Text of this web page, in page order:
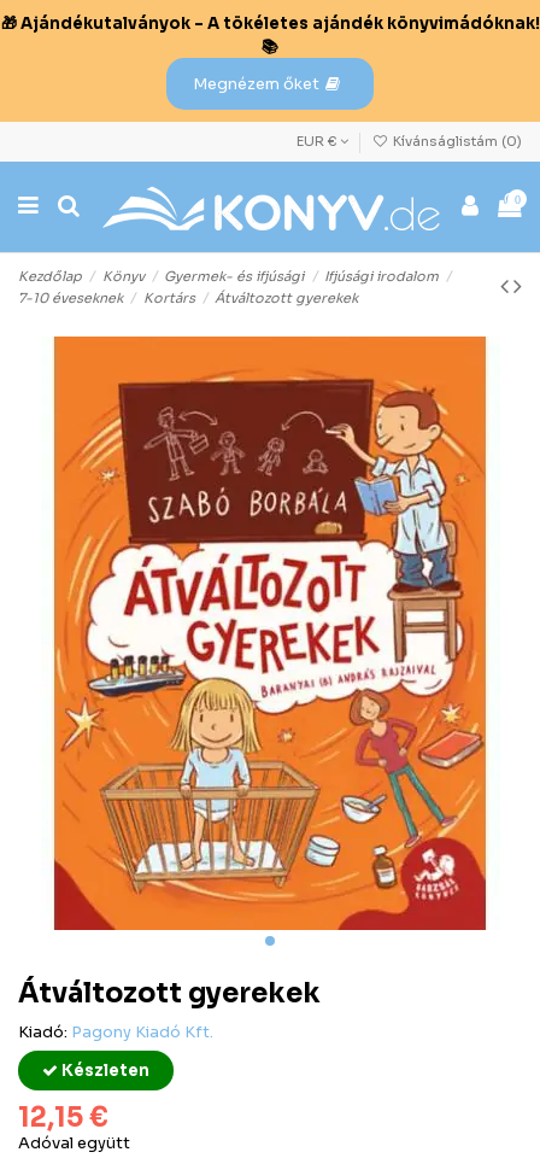
🎁 Ajándékutalványok – A tökéletes ajándék könyvimádóknak!
📚
Megnézem őket
EUR € Kívánságlistám (0)
0
Kezdőlap Könyv Gyermek- és ifjúsági
Ifjúsági irodalom
7-10 éveseknek
Kortárs Átváltozott gyerekek
Átváltozott gyerekek
Kiadó: Pagony Kiadó Kft.
Készleten
12,15 €
Adóval együtt